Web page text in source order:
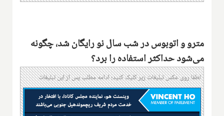
مترو و اتوبوس در شب سال نو رایگان شد، چگونه
می‌شود حداکثر استفاده را برد؟
لطفا روی عکس تبلیغات زیر کلیک کنید؛ ادامه مطلب پس از این تبلیغات